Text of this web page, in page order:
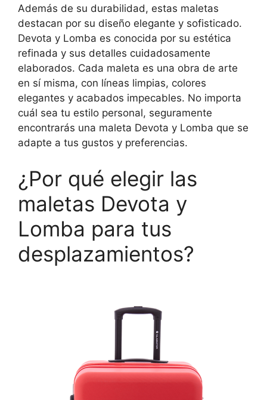
Además de su durabilidad, estas maletas
destacan por su diseño elegante y sofisticado.
Devota y Lomba es conocida por su estética
refinada y sus detalles cuidadosamente
elaborados. Cada maleta es una obra de arte
en sí misma, con líneas limpias, colores
elegantes y acabados impecables. No importa
cuál sea tu estilo personal, seguramente
encontrarás una maleta Devota y Lomba que se
adapte a tus gustos y preferencias.
¿Por qué elegir las
maletas Devota y
Lomba para tus
desplazamientos?